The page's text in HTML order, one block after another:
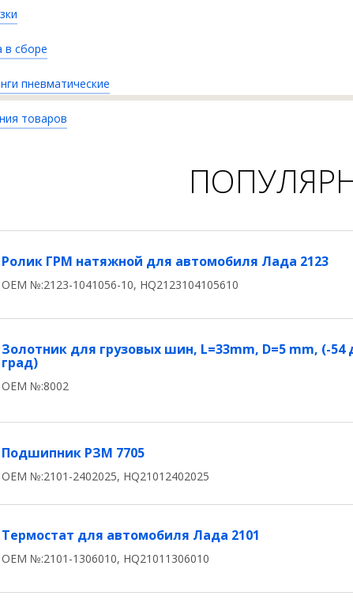
сборе
пневматические
товаров
Ролик ГРМ натяжной для автомобиля Лада 2123
OEM №:2123-1041056-10, HQ2123104105610
Золотник для грузовых шин, L=33mm, D=5 mm, (-54
град)
OEM №:8002
Подшипник РЗМ 7705
OEM №:2101-2402025, HQ21012402025
Термостат для автомобиля Лада 2101
OEM №:2101-1306010, HQ21011306010